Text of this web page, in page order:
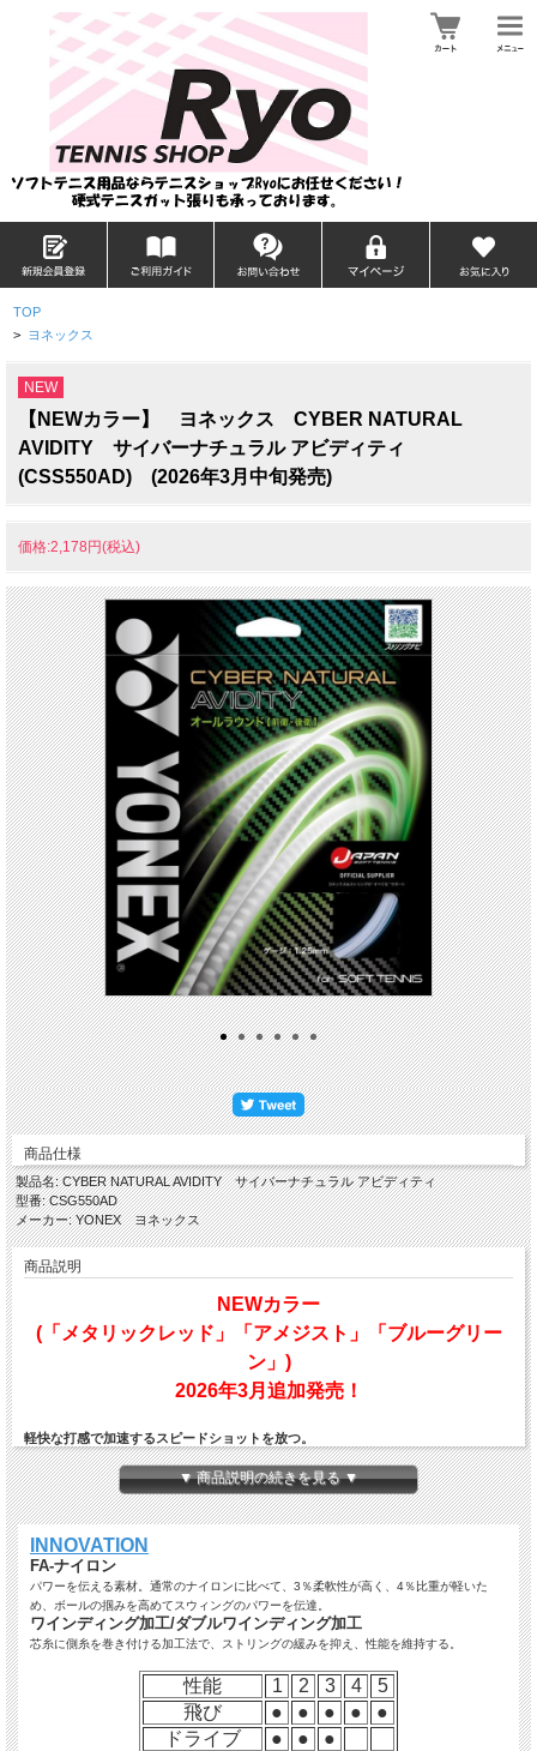
TOP
> ヨネックス
NEW
【NEWカラー】 ヨネックス CYBER NATURAL
AVIDITY サイバーナチュラル アビディティ
(CSS550AD) (2026年3月中旬発売)
価格:2,178円(税込)
商品仕様
製品名: CYBER NATURAL AVIDITY サイバーナチュラル アビディティ
型番: CSG550AD
メーカー: YONEX ヨネックス
商品説明
NEWカラー
(「メタリックレッド」「アメジスト」「ブルーグリー
ン」)
2026年3月追加発売！
軽快な打感で加速するスピードショットを放つ。
芯糸に FA ナイロンモノフィラメントを用いることで、柔らかく衝撃の少ない打球
感を実現。
加えて、比重の軽い HM ナイロンコーティングを施すことで弾性率が向上し、軽快
「これからソフトテニスに熱中してほしい」「上達に貪欲であってほしい」という
想いを込め、熱意や貪欲を意味する“AVIDITY”
▼ 商品説明の続きを見る ▼
INNOVATION
FA-ナイロン
パワーを伝える素材。通常のナイロンに比べて、3％柔軟性が高く、4％比重が軽いた
め、ボールの掴みを高めてスウィングのパワーを伝達。
ワインディング加工/ダブルワインディング加工
芯糸に側糸を巻き付ける加工法で、ストリングの緩みを抑え、性能を維持する。
性能 1 2 3 4
5
飛び
● ● ● ●
●
ドライブ
● ●
●